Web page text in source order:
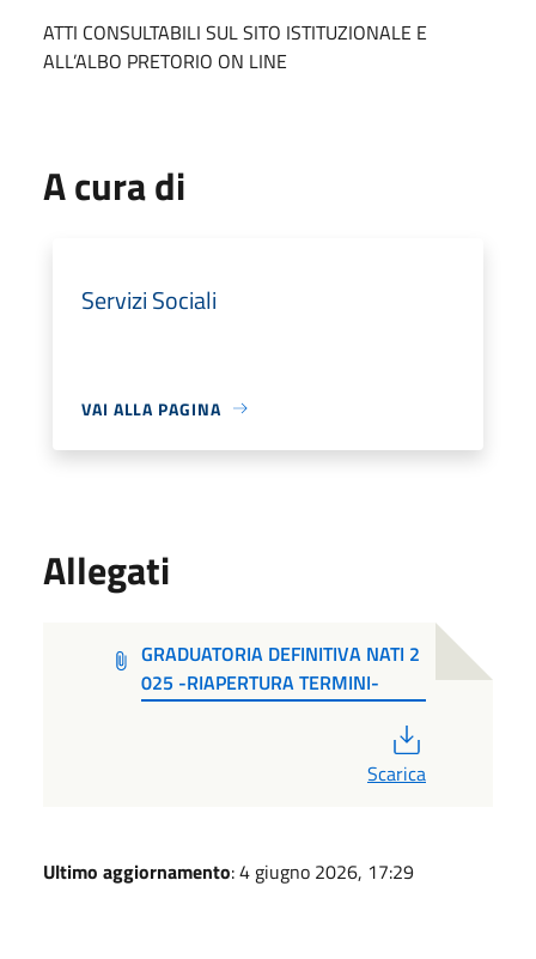
ATTI CONSULTABILI SUL SITO ISTITUZIONALE E
ALL’ALBO PRETORIO ON LINE
A cura di
Servizi Sociali
VAI ALLA PAGINA
Allegati
GRADUATORIA DEFINITIVA NATI 2
025 -RIAPERTURA TERMINI-
Scarica
Ultimo aggiornamento: 4 giugno 2026, 17:29